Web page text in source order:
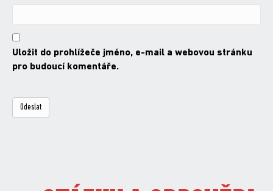
Uložit do prohlížeče jméno, e-mail a webovou stránku
pro budoucí komentáře.